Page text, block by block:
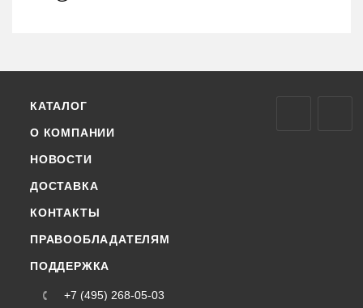
КАТАЛОГ
О КОМПАНИИ
НОВОСТИ
ДОСТАВКА
КОНТАКТЫ
ПРАВООБЛАДАТЕЛЯМ
ПОДДЕРЖКА
+7 (495) 268-05-03